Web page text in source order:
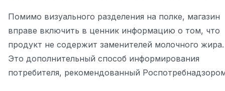
Помимо визуального разделения на полке, магазин
вправе включить в ценник информацию о том, что
продукт не содержит заменителей молочного жира.
Это дополнительный способ информирования
потребителя, рекомендованный